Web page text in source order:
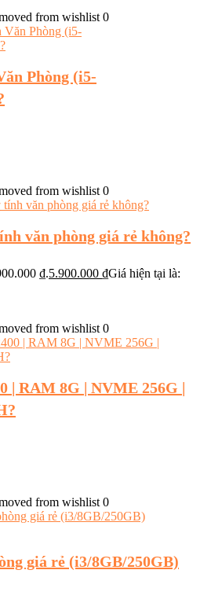
from wishlist 0
Phòng (i5-
from wishlist 0
văn phòng giá rẻ không?
₫.5.900.000 ₫Giá hiện tại là:
from wishlist 0
| RAM 8G | NVME 256G |
from wishlist 0
giá rẻ (i3/8GB/250GB)